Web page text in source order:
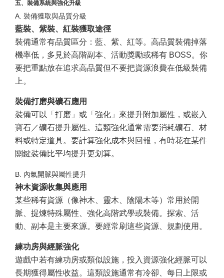
五、裝備系統與強化升級
A. 裝備獲取與品質分級
藍裝、紫裝、紅裝獲取途徑
裝備通常有品質區分：藍、紫、紅等。高品質裝備掉落
機率低，多見於高階副本、活動獎勵或稀有 BOSS。你
要把重點放在追求高品質但不要把資源浪費在低級裝備
上。
裝備打磨與礦石應用
裝備可以「打磨」或「強化」來提升附加屬性，或嵌入
寶石／礦石提升屬性。這類強化通常需要消耗礦石、材
料或特定道具。要計算強化成本與回報，有時花在某件
關鍵裝備比平均提升更划算。
B. 內氣開脈與屬性提升
神木資源收集與應用
某些稀有資源（像神木、靈木、陰陽木等）常用於開
脈、提煉特殊屬性、強化高階武學或裝備。探索、活
動、副本是主要來源。要經常刷這些資源、規劃使用。
練功房與經脈強化
遊戲中若有練功房或類似設施，投入資源強化經脈可以
長期獲得屬性收益。這類設施通常有冷卻、每日上限或